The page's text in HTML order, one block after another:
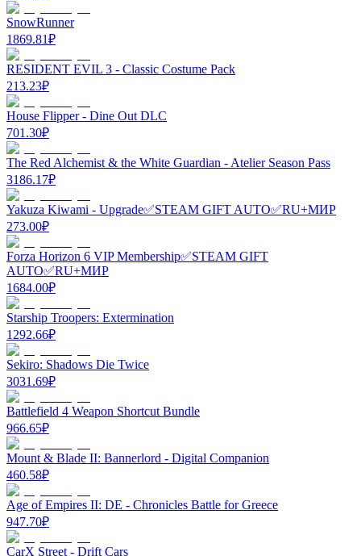
SnowRunner
1869.81₽
RESIDENT EVIL 3 - Classic Costume Pack
213.23₽
House Flipper - Dine Out DLC
701.30₽
The Red Alchemist & the White Guardian - Atelier Season Pass
3186.17₽
Yakuza Kiwami - Upgrade✅STEAM GIFT AUTO✅RU+МИР
273.00₽
Forza Horizon 6 VIP Membership✅STEAM GIFT
AUTO✅RU+МИР
1684.00₽
Starship Troopers: Extermination
1292.66₽
Sekiro: Shadows Die Twice
3031.69₽
Battlefield 4 Weapon Shortcut Bundle
966.65₽
Mount & Blade II: Bannerlord - Digital Companion
460.58₽
Age of Empires II: DE - Chronicles Battle for Greece
947.70₽
CarX Street - Drift Cars